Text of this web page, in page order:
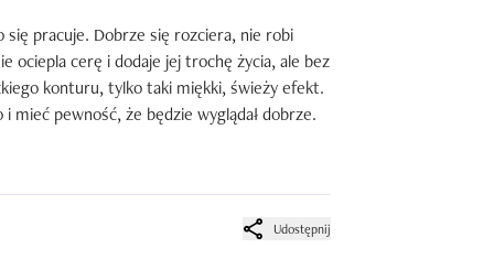
pracuje. Dobrze się rozciera, nie robi
ociepla cerę i dodaje jej trochę życia, ale bez
konturu, tylko taki miękki, świeży efekt.
mieć pewność, że będzie wyglądał dobrze.
Udostępnij